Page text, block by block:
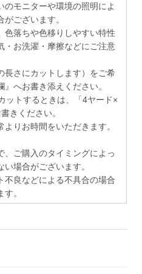
のモニターや環境の照明によ
ございます。
色落ちや色移りしやすい特性
・お洗濯・摩擦などにご注意
長さにカットします）をご希
へお書き添えください。
トするときは、「4ヤード×
きください。
よりお時間をいただきます。
、ご購入のタイミングによっ
場合がございます。
不良などによる不具合の場合
。